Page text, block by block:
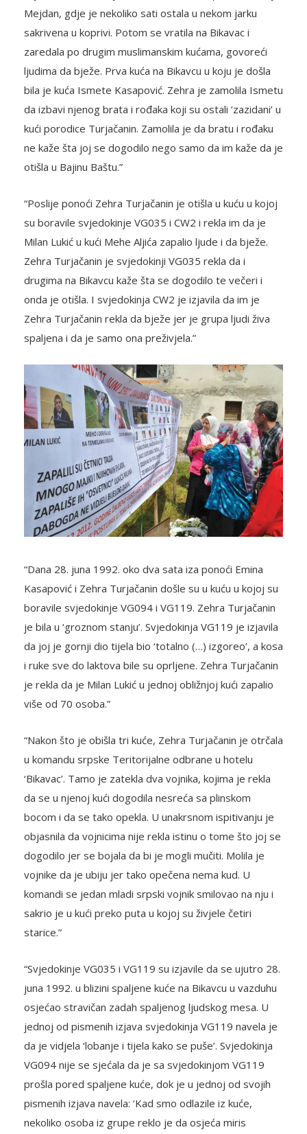
Mejdan, gdje je nekoliko sati ostala u nekom jarku
sakrivena u koprivi. Potom se vratila na Bikavac i
zaredala po drugim muslimanskim kućama, govoreći
ljudima da bježe. Prva kuća na Bikavcu u koju je došla
bila je kuća Ismete Kasapović. Zehra je zamolila Ismetu
da izbavi njenog brata i rođaka koji su ostali ‘zazidani’ u
kući porodice Turjačanin. Zamolila je da bratu i rođaku
ne kaže šta joj se dogodilo nego samo da im kaže da je
otišla u Bajinu Baštu.”
“Poslije ponoći Zehra Turjačanin je otišla u kuću u kojoj
su boravile svjedokinje VG035 i CW2 i rekla im da je
Milan Lukić u kući Mehe Aljića zapalio ljude i da bježe.
Zehra Turjačanin je svjedokinji VG035 rekla da i
drugima na Bikavcu kaže šta se dogodilo te večeri i
onda je otišla. I svjedokinja CW2 je izjavila da im je
Zehra Turjačanin rekla da bježe jer je grupa ljudi živa
spaljena i da je samo ona preživjela.”
“Dana 28. juna 1992. oko dva sata iza ponoći Emina
Kasapović i Zehra Turjačanin došle su u kuću u kojoj su
boravile svjedokinje VG094 i VG119. Zehra Turjačanin
je bila u ‘groznom stanju’. Svjedokinja VG119 je izjavila
da joj je gornji dio tijela bio ‘totalno (…) izgoreo’, a kosa
i ruke sve do laktova bile su oprljene. Zehra Turjačanin
je rekla da je Milan Lukić u jednoj obližnjoj kući zapalio
više od 70 osoba.”
“Nakon što je obišla tri kuće, Zehra Turjačanin je otrčala
u komandu srpske Teritorijalne odbrane u hotelu
‘Bikavac’. Tamo je zatekla dva vojnika, kojima je rekla
da se u njenoj kući dogodila nesreća sa plinskom
bocom i da se tako opekla. U unakrsnom ispitivanju je
objasnila da vojnicima nije rekla istinu o tome što joj se
dogodilo jer se bojala da bi je mogli mučiti. Molila je
vojnike da je ubiju jer tako opečena nema kud. U
komandi se jedan mladi srpski vojnik smilovao na nju i
sakrio je u kući preko puta u kojoj su živjele četiri
starice.”
“Svjedokinje VG035 i VG119 su izjavile da se ujutro 28.
juna 1992. u blizini spaljene kuće na Bikavcu u vazduhu
osjećao stravičan zadah spaljenog ljudskog mesa. U
jednoj od pismenih izjava svjedokinja VG119 navela je
da je vidjela ‘lobanje i tijela kako se puše’. Svjedokinja
VG094 nije se sjećala da je sa svjedokinjom VG119
prošla pored spaljene kuće, dok je u jednoj od svojih
pismenih izjava navela: ‘Kad smo odlazile iz kuće,
nekoliko osoba iz grupe reklo je da osjeća miris